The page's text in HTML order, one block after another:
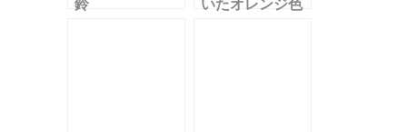
鈴
いたオレンジ色